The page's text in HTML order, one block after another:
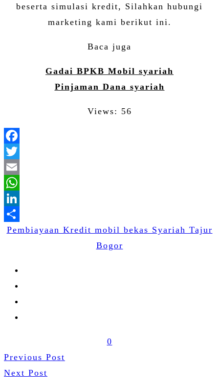
beserta simulasi kredit, Silahkan hubungi
marketing kami berikut ini.
Baca juga
Gadai BPKB Mobil syariah
Pinjaman Dana syariah
Views: 56
Share
Pembiayaan Kredit mobil bekas Syariah Tajur
Bogor
0
Previous Post
Next Post